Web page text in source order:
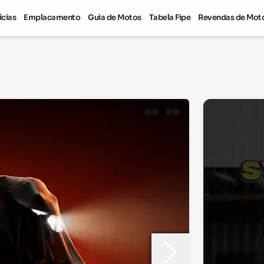
Emplacamento Guia de Motos Tabela Fipe Revendas de